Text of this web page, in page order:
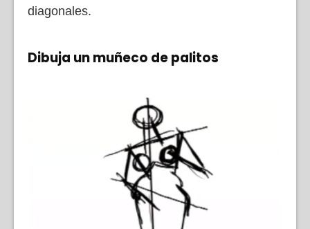
diagonales.
Dibuja un muñeco de palitos